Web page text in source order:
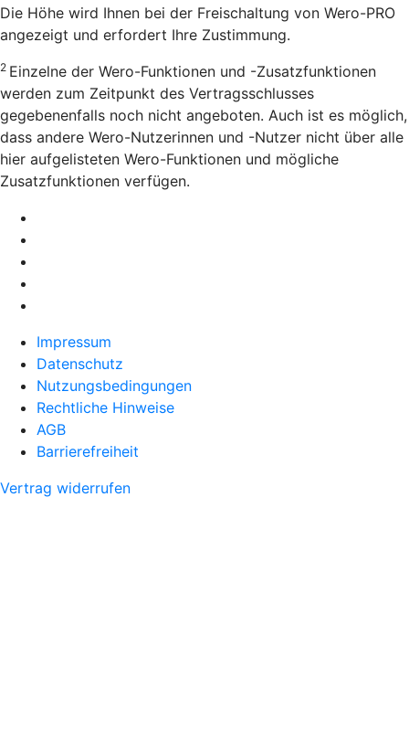
Die Höhe wird Ihnen bei der Freischaltung von Wero-PRO
angezeigt und erfordert Ihre Zustimmung.
2 Einzelne der Wero-Funktionen und -Zusatzfunktionen
werden zum Zeitpunkt des Vertragsschlusses
gegebenenfalls noch nicht angeboten. Auch ist es möglich,
dass andere Wero-Nutzerinnen und -Nutzer nicht über alle
hier aufgelisteten Wero-Funktionen und mögliche
Zusatzfunktionen verfügen.
Impressum
Datenschutz
Nutzungsbedingungen
Rechtliche Hinweise
AGB
Barrierefreiheit
Vertrag widerrufen